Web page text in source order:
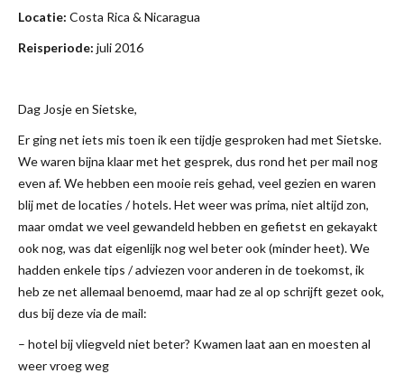
Locatie: Costa Rica & Nicaragua
Reisperiode: juli 2016
Dag Josje en Sietske,
Er ging net iets mis toen ik een tijdje gesproken had met Sietske.
We waren bijna klaar met het gesprek, dus rond het per mail nog
even af. We hebben een mooie reis gehad, veel gezien en waren
blij met de locaties / hotels. Het weer was prima, niet altijd zon,
maar omdat we veel gewandeld hebben en gefietst en gekayakt
ook nog, was dat eigenlijk nog wel beter ook (minder heet). We
hadden enkele tips / adviezen voor anderen in de toekomst, ik
heb ze net allemaal benoemd, maar had ze al op schrijft gezet ook,
dus bij deze via de mail:
– hotel bij vliegveld niet beter? Kwamen laat aan en moesten al
weer vroeg weg